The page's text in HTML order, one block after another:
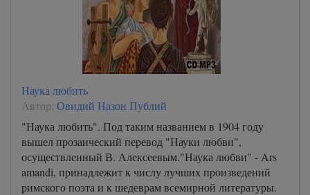
Наука любить
Автор: Овидий Назон Публий
"Наука любить". Под таким названием в 1904 году
вышел прозаический перевод "Науки любви",
осуществленный В. Алексеевым."Наука любви" - Ars
amandi, принадлежит к числу лучших произведений
римского поэта и к шедеврам всемирной литературы.